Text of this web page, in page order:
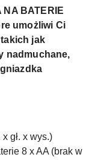
NA BATERIE
umożliwi Ci
jak
nadmuchane,
gł. x wys.)
8 x AA (brak w